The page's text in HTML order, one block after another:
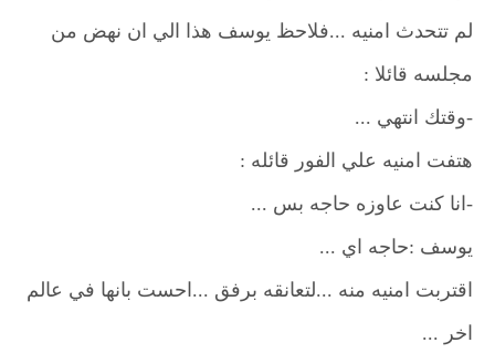
لم تتحدث امنيه ...فلاحظ يوسف هذا الي ان نهض من
مجلسه قائلا :
-وقتك انتهي ...
هتفت امنيه علي الفور قائله :
-انا كنت عاوزه حاجه بس ...
يوسف :حاجه اي ...
اقتربت امنيه منه ...لتعانقه برفق ...احست بانها في عالم
اخر ...